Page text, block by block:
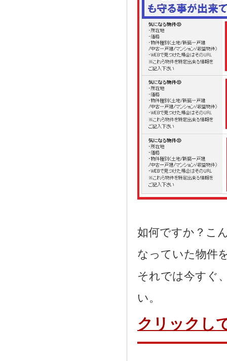
如何ですか？こ
なっていた物件
それでは今すぐ
い。
クリックし